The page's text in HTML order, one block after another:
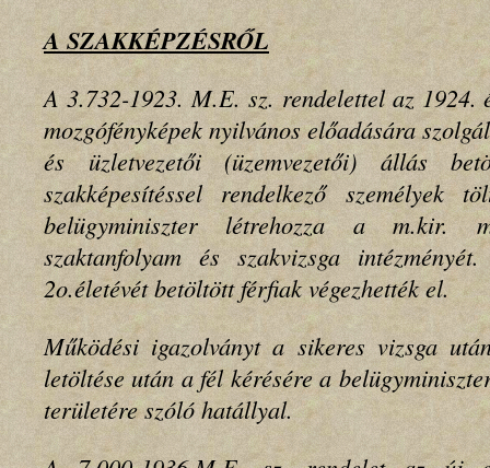
A SZAKKÉPZÉSRŐL
A 3.732-1923. M.E. sz. rendelettel az
mozgófényképek nyilvános előadására
és üzletvezetői (üzemvezetői) állás
szakképesítéssel rendelkező
belügyminiszter létrehozza a
m.kir.
szaktanfolyam és szakvizsga
2o.életévét betöltött férfiak végezhették el.
Működési igazolványt a sikeres vizsga
letöltése után a fél kérésére a
területére szóló hatállyal.